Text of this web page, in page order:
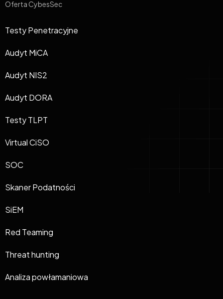
Oferta CybesSec
Testy Penetracyjne
Audyt MiCA
Audyt NIS2
Audyt DORA
Testy TLPT
Virtual CiSO
SOC
Skaner Podatności
SiEM
Red Teaming
Threat hunting
Analiza powłamaniowa